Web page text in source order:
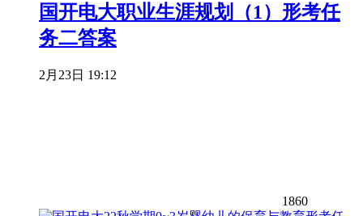
国开电大职业生涯规划（1）形考任
务二答案
2月23日 19:12
1860